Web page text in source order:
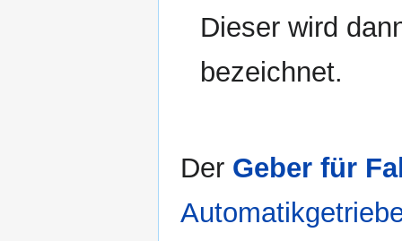
Dieser wird
bezeichnet.
Der Geber für